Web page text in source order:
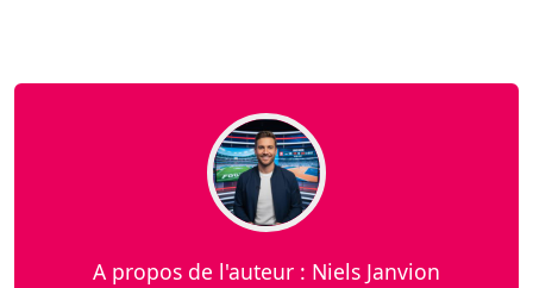
A propos de l'auteur : Niels Janvion